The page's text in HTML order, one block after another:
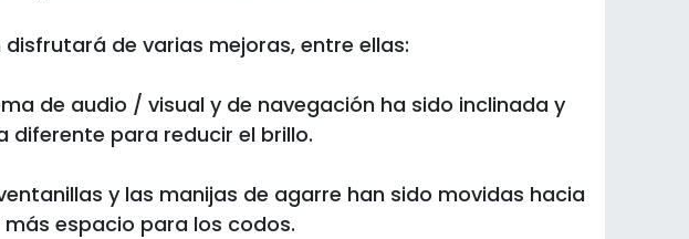
de varias mejoras, entre ellas:
de audio / visual y de navegación ha sido inclinada y
diferente para reducir el brillo.
y las manijas de agarre han sido movidas hacia
espacio para los codos.